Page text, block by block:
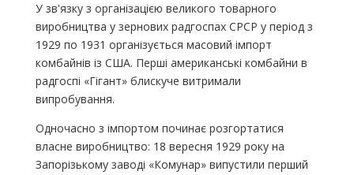
У зв'язку з організацією великого товарного
виробництва у зернових радгоспах СРСР у період з
1929 по 1931 організується масовий імпорт
комбайнів із США. Перші американські комбайни в
радгоспі «Гігант» блискуче витримали
випробування.
Одночасно з імпортом починає розгортатися
власне виробництво: 18 вересня 1929 року на
Запорізькому заводі «Комунар» випустили перший